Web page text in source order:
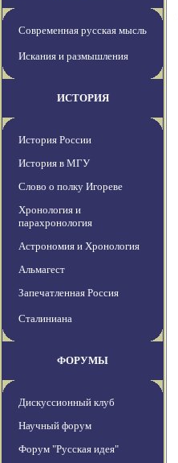
Современная русская мысль
Искания и размышления
ИСТОРИЯ
История России
История в МГУ
Слово о полку Игореве
Хронология и
парахронология
Астрономия и Хронология
Альмагест
Запечатленная Россия
Сталиниана
ФОРУМЫ
Дискуссионный клуб
Научный форум
Форум "Русская идея"